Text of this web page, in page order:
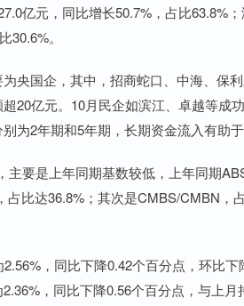
亿元，同比增长50.7%，占比63.8%
。
央国企，其中，招商蛇口、中海、保
20亿元。10月民企如滨江、卓越等成
为2年期和5年期，长期资金流入有助于
主要是上年同期基数较低，上年同期
比达36.8%；其次是CMBS/CMBN，
，同比下降0.42个百分点，环比
，同比下降0.56个百分点，与上